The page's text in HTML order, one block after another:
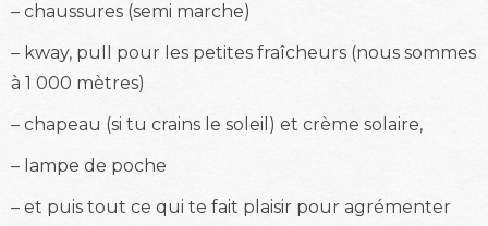
– chaussures (semi marche)
– kway, pull pour les petites fraîcheurs (nous sommes
à 1 000 mètres)
– chapeau (si tu crains le soleil) et crème solaire,
– lampe de poche
– et puis tout ce qui te fait plaisir pour agrémenter